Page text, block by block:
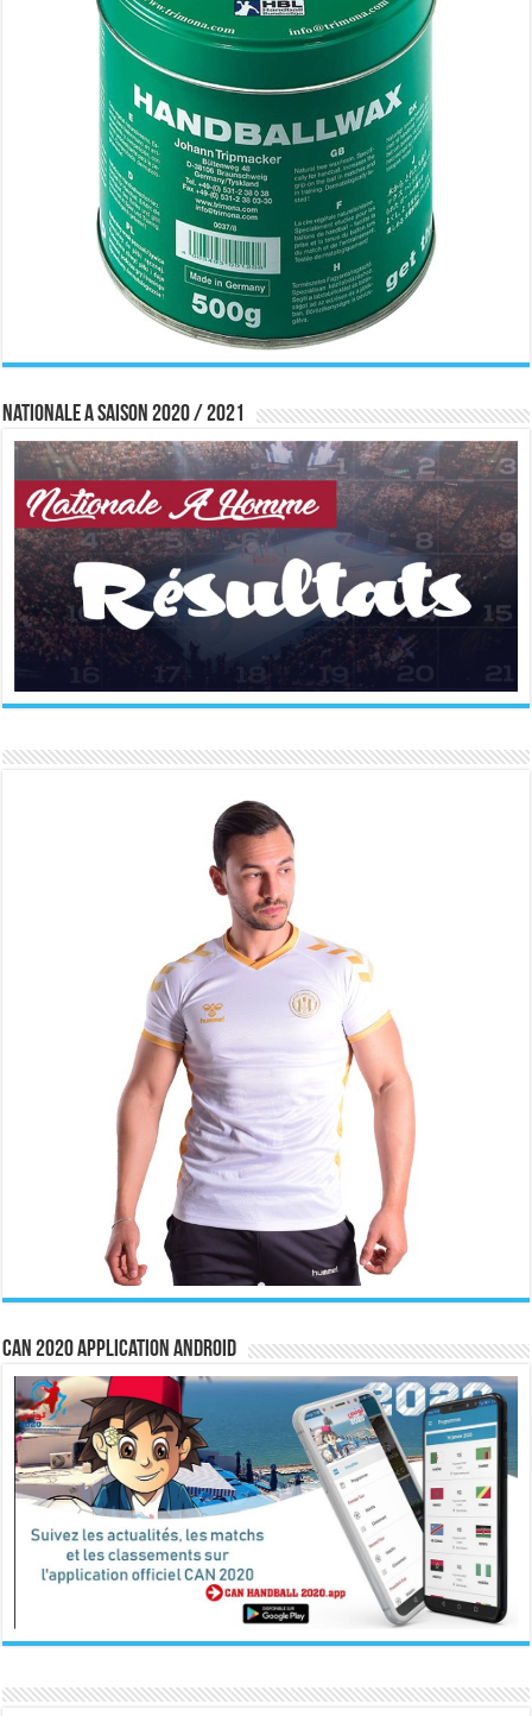
Nationale A saison 2020 / 2021
CAN 2020 Application Android